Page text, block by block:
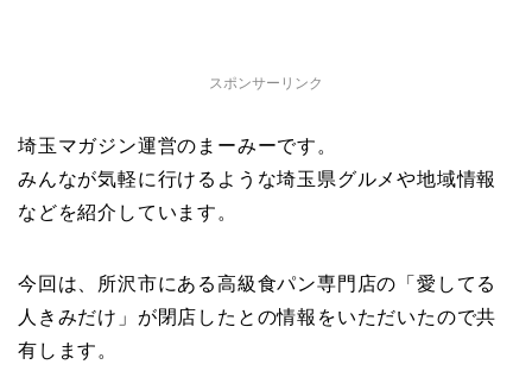
スポンサーリンク
埼玉マガジン運営のまーみーです。
みんなが気軽に行けるような埼玉県グルメや地域情報
などを紹介しています。
今回は、所沢市にある高級食パン専門店の「愛してる
人きみだけ」が閉店したとの情報をいただいたので共
有します。